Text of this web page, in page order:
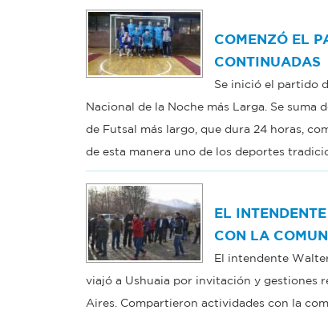
COMENZÓ EL
CONTINUADAS
Se inició el partido
Nacional de la Noche más Larga. Se
de Futsal más largo, que dura 24 horas,
de esta manera uno de los deportes
EL
CON LA
El intendente
viajó a Ushuaia por invitación y gestiones
Aires. Compartieron actividades con la